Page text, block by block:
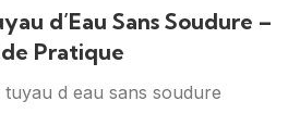
d’Eau Sans Soudure –
Pratique